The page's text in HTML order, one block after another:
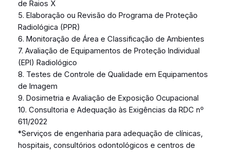
de Raios X
5. Elaboração ou Revisão do Programa de Proteção
Radiológica (PPR)
6. Monitoração de Área e Classificação de Ambientes
7. Avaliação de Equipamentos de Proteção Individual
(EPI) Radiológico
8. Testes de Controle de Qualidade em Equipamentos
de Imagem
9. Dosimetria e Avaliação de Exposição Ocupacional
10. Consultoria e Adequação às Exigências da RDC nº
611/2022
*Serviços de engenharia para adequação de clínicas,
hospitais, consultórios odontológicos e centros de